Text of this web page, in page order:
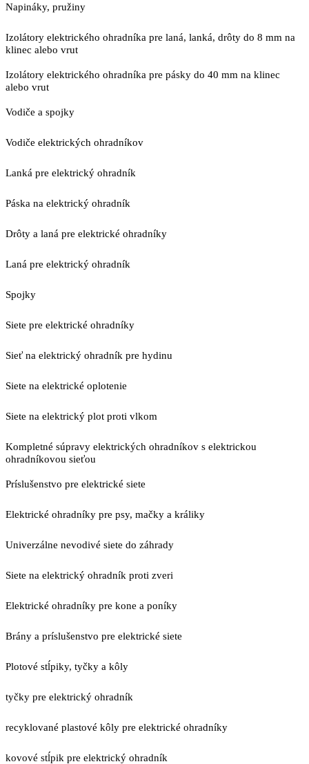
Napináky, pružiny
Izolátory elektrického ohradníka pre laná, lanká, drôty do 8 mm na
klinec alebo vrut
Izolátory elektrického ohradníka pre pásky do 40 mm na klinec
alebo vrut
Vodiče a spojky
Vodiče elektrických ohradníkov
Lanká pre elektrický ohradník
Páska na elektrický ohradník
Drôty a laná pre elektrické ohradníky
Laná pre elektrický ohradník
Spojky
Siete pre elektrické ohradníky
Sieť na elektrický ohradník pre hydinu
Siete na elektrické oplotenie
Siete na elektrický plot proti vlkom
Kompletné súpravy elektrických ohradníkov s elektrickou
ohradníkovou sieťou
Príslušenstvo pre elektrické siete
Elektrické ohradníky pre psy, mačky a králiky
Univerzálne nevodivé siete do záhrady
Siete na elektrický ohradník proti zveri
Elektrické ohradníky pre kone a poníky
Brány a príslušenstvo pre elektrické siete
Plotové stĺpiky, tyčky a kôly
tyčky pre elektrický ohradník
recyklované plastové kôly pre elektrické ohradníky
kovové stĺpik pre elektrický ohradník